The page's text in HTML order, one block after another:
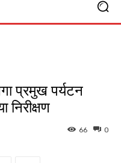
प्रमुख पर्यटन
निरीक्षण
0
66